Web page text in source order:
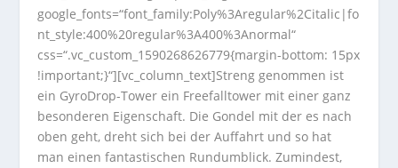
google_fonts=“font_family:Poly%3Aregular%2Citalic|fo
nt_style:400%20regular%3A400%3Anormal“
css=“.vc_custom_1590268626779{margin-bottom: 15px
!important;}“][vc_column_text]Streng genommen ist
ein GyroDrop-Tower ein Freefalltower mit einer ganz
besonderen Eigenschaft. Die Gondel mit der es nach
oben geht, dreht sich bei der Auffahrt und so hat
man einen fantastischen Rundumblick. Zumindest,